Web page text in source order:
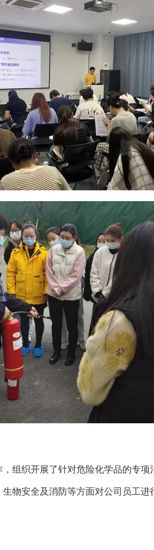
组织开展了针对危险化学品的专
物安全及消防等方面对公司员工进